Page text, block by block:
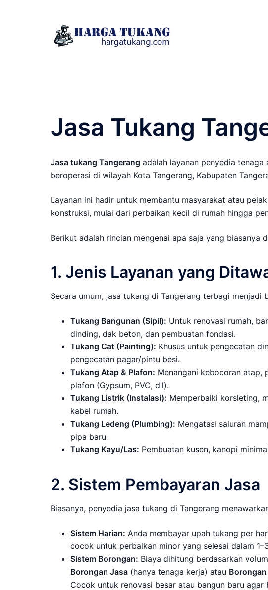
Jasa Tukang
Jasa tukang Tangerang adalah layanan penyedia
beroperasi di wilayah Kota Tangerang, Kabupaten
Layanan ini hadir untuk membantu masyarakat atau
konstruksi, mulai dari perbaikan kecil di rumah hingga
Berikut adalah rincian mengenai apa saja yang biasanya
1. Jenis Layanan yang
Secara umum, jasa tukang di Tangerang terbagi menjadi
Tukang Bangunan (Sipil): Untuk renovasi rumah,
dinding, dak beton, dan pembuatan fondasi.
Tukang Cat (Painting): Khusus untuk pengecatan
pengecatan pagar/pintu besi.
Tukang Atap & Plafon: Menangani kebocoran atap,
plafon (Gypsum, PVC, dll).
Tukang Listrik (Instalasi): Memperbaiki korsleting,
kabel rumah.
Tukang Ledeng (Plumbing): Mengatasi saluran
pipa baru.
Tukang Kayu/Las: Pembuatan kusen, kanopi
2. Sistem Pembayaran Jasa
Biasanya, penyedia jasa tukang di Tangerang
Sistem Harian: Anda membayar upah tukang per
cocok untuk perbaikan minor yang selesai dalam
Sistem Borongan: Biaya dihitung berdasarkan
Borongan Jasa (hanya tenaga kerja) atau
Cocok untuk renovasi besar atau bangun baru agar